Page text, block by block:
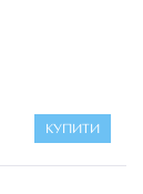
КУПИТИ